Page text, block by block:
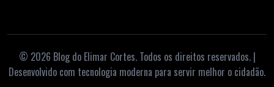
© 2026 Blog do Elimar Cortes. Todos os direitos reservados. |
Desenvolvido com tecnologia moderna para servir melhor o cidadão.